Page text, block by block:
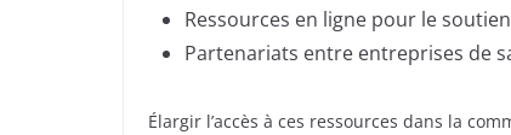
Ressources en ligne pour le
Partenariats entre entreprises de
Élargir l’accès à ces ressources dans la